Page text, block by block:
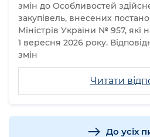
Читати
змін до Особливостей
закупівель, внесених
Міністрів України № 957, які
1 вересня 2026 року.
змін
До усіх